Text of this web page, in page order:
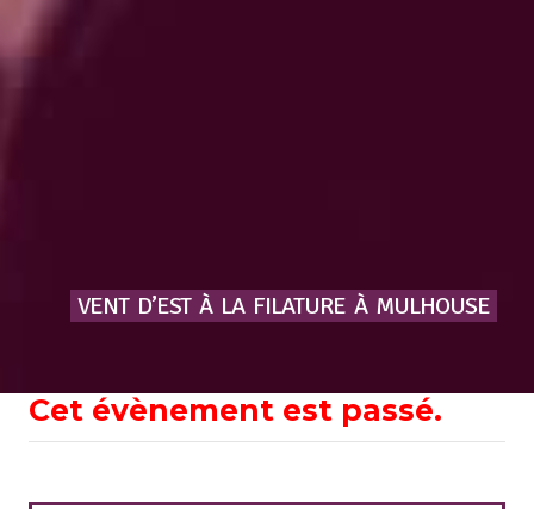
VENT D’EST À LA FILATURE À MULHOUSE
Cet évènement est passé.